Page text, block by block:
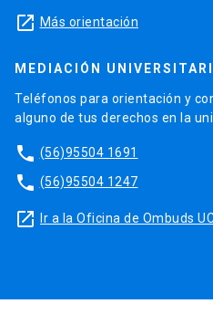
launch Más orientación
MEDIACIÓN
Teléfonos para orientación y
alguno de tus derechos en la
phone (56)95504 1691
phone (56)95504 1247
launch Ir a la Oficina de Ombuds